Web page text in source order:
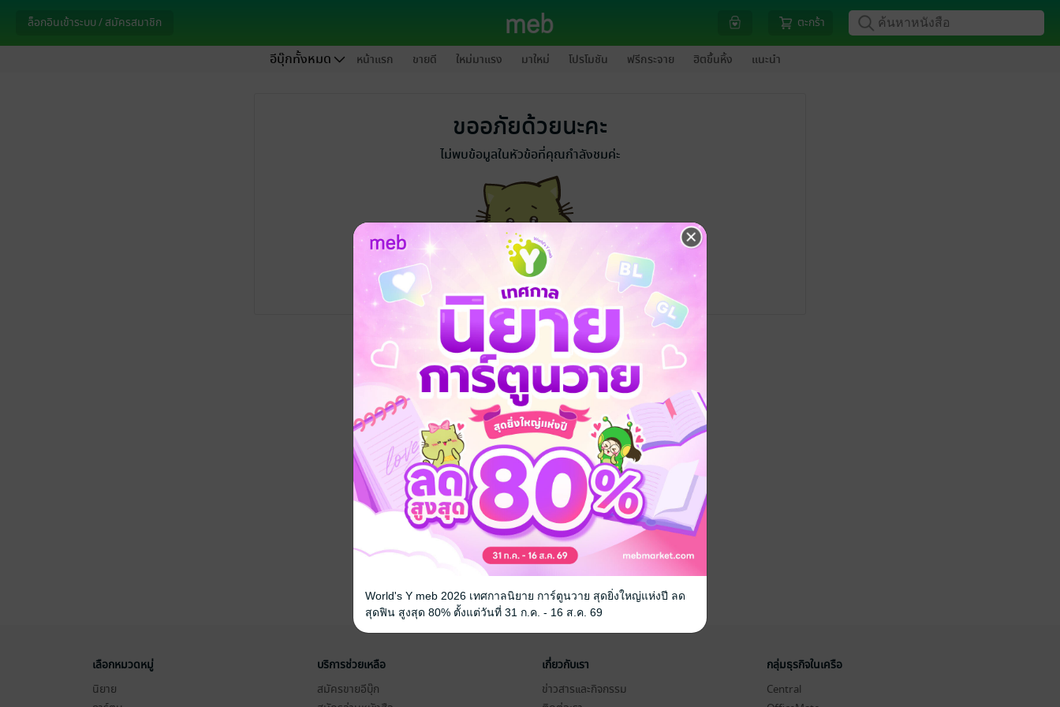
ล็อกอินเข้าระบบ / สมัครสมาชิก ตะกร้า
อีบุ๊กทั้งหมด หน้าแรก ขายดี ใหม่มาแรง มาใหม่ โปรโมชัน ฟรีกระจาย ฮิตขึ้นหิ้ง แนะนำ
ขออภัยด้วยนะคะ
ไม่พบข้อมูลในหัวข้อที่คุณกำลังชมค่ะ
เลือกหมวดหมู่
นิยาย
บริการช่วยเหลือ
สมัครขายอีบุ๊ก
เกี่ยวกับเรา
ข่าวสารและกิจกรรม
กลุ่มธุรกิจในเครือ
Central
World's Y meb 2026 เทศกาลนิยาย การ์ตูนวาย สุดยิ่งใหญ่แห่งปี ลด
สุดฟิน สูงสุด 80% ตั้งแต่วันที่ 31 ก.ค. - 16 ส.ค. 69